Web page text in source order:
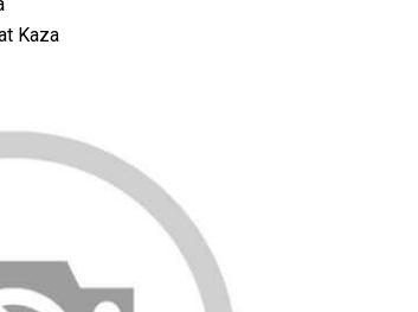
Kaza